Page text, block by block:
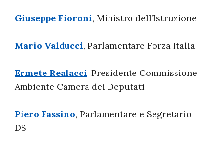
Giuseppe Fioroni, Ministro dell’Istruzione
Mario Valducci, Parlamentare Forza Italia
Ermete Realacci, Presidente Commissione
Ambiente Camera dei Deputati
Piero Fassino, Parlamentare e Segretario
DS